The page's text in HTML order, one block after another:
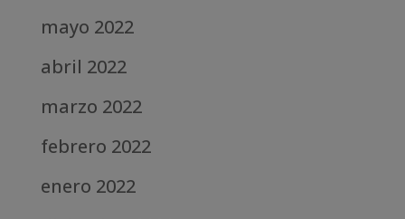
mayo 2022
abril 2022
marzo 2022
febrero 2022
enero 2022